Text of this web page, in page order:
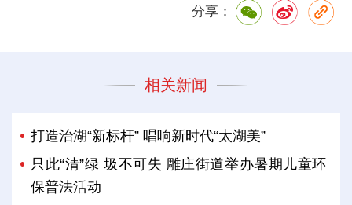
分享：
相关新闻
打造治湖“新标杆” 唱响新时代“太湖美”
只此“清”绿 圾不可失 雕庄街道举办暑期儿童环
保普法活动